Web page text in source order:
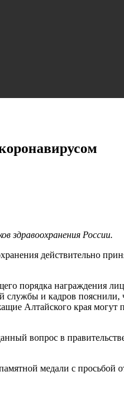
здравоохранения России.
действительно
порядка награждения
службы и кадров
Алтайского края
вопрос в правительстве
медали с просьбой